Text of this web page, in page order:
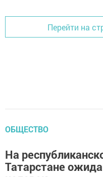
Перейти на
ОБЩЕСТВО
На
Татарстане